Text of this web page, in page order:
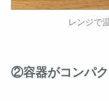
レンジで
②容器がコンパク